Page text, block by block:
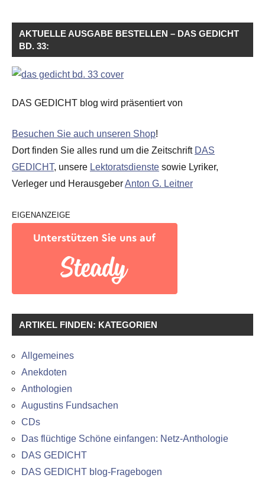
AKTUELLE AUSGABE BESTELLEN – DAS GEDICHT
BD. 33:
DAS GEDICHT blog wird präsentiert von
Besuchen Sie auch unseren Shop!
Dort finden Sie alles rund um die Zeitschrift DAS
GEDICHT, unsere Lektoratsdienste sowie Lyriker,
Verleger und HerausgeberAnton G. Leitner
EIGENANZEIGE
ARTIKEL FINDEN: KATEGORIEN
Allgemeines
Anekdoten
Anthologien
Augustins Fundsachen
CDs
Das flüchtige Schöne einfangen: Netz-Anthologie
DAS GEDICHT
DAS GEDICHT blog-Fragebogen